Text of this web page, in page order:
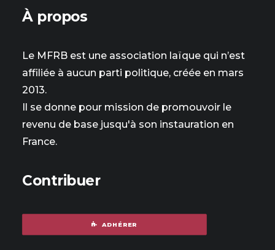
À propos
Le MFRB est une association laïque qui n’est
affiliée à aucun parti politique, créée en mars
2013.
Il se donne pour mission de promouvoir le
revenu de base jusqu'à son instauration en
France.
Contribuer
ADHÉRER